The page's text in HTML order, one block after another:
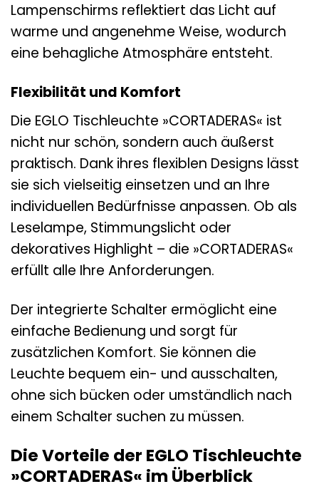
Lampenschirms reflektiert das Licht auf
warme und angenehme Weise, wodurch
eine behagliche Atmosphäre entsteht.
Flexibilität und Komfort
Die EGLO Tischleuchte »CORTADERAS« ist
nicht nur schön, sondern auch äußerst
praktisch. Dank ihres flexiblen Designs lässt
sie sich vielseitig einsetzen und an Ihre
individuellen Bedürfnisse anpassen. Ob als
Leselampe, Stimmungslicht oder
dekoratives Highlight – die »CORTADERAS«
erfüllt alle Ihre Anforderungen.
Der integrierte Schalter ermöglicht eine
einfache Bedienung und sorgt für
zusätzlichen Komfort. Sie können die
Leuchte bequem ein- und ausschalten,
ohne sich bücken oder umständlich nach
einem Schalter suchen zu müssen.
Die Vorteile der EGLO Tischleuchte
»CORTADERAS« im Überblick